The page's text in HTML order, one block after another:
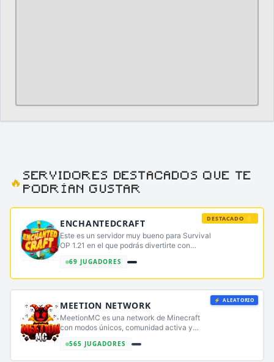
🔥
SERVIDORES DESTACADOS QUE TE
PODRÍAN GUSTAR
DESTACADO ⭐
ENCHANTEDCRAFT
Este es un servidor muy bueno para Survival
OP 1.21 en el que podrás divertirte con
69 JUGADORES
⚡ ALEATORIO
MEETION NETWORK
MeetionMC es una network de Minecraft
con modos únicos, comunidad activa y
SkyPvP, Prisión OP y más en un entorno
565 JUGADORES